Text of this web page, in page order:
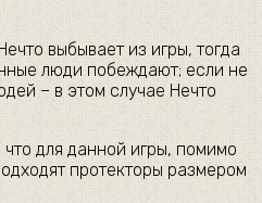
выбывает из игры, тогда
люди побеждают; если не
– в этом случае Нечто
для данной игры, помимо
протекторы размером